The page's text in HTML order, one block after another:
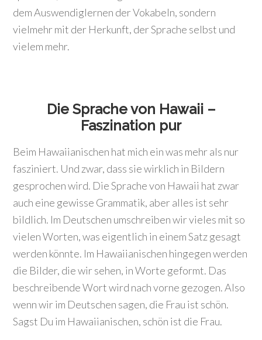
dem Auswendiglernen der Vokabeln, sondern
vielmehr mit der Herkunft, der Sprache selbst und
vielem mehr.
Die Sprache von Hawaii –
Faszination pur
Beim Hawaiianischen hat mich ein was mehr als nur
fasziniert. Und zwar, dass sie wirklich in Bildern
gesprochen wird. Die Sprache von Hawaii hat zwar
auch eine gewisse Grammatik, aber alles ist sehr
bildlich. Im Deutschen umschreiben wir vieles mit so
vielen Worten, was eigentlich in einem Satz gesagt
werden könnte. Im Hawaiianischen hingegen werden
die Bilder, die wir sehen, in Worte geformt. Das
beschreibende Wort wird nach vorne gezogen. Also
wenn wir im Deutschen sagen, die Frau ist schön.
Sagst Du im Hawaiianischen, schön ist die Frau.